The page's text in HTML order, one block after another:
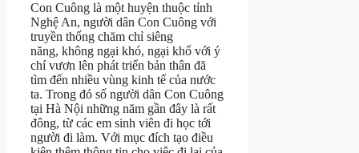
Con Cuông là một huyện thuộc tỉnh
Nghệ An, người dân Con Cuông với
truyền thống chăm chỉ siêng
năng, không ngại khó, ngại khổ với ý
chí vươn lên phát triển bản thân đã
tìm đến nhiều vùng kinh tế của nước
ta. Trong đó số người dân Con Cuông
tại Hà Nội những năm gần đây là rất
đông, từ các em sinh viên đi học tới
người đi làm. Với mục đích tạo điều